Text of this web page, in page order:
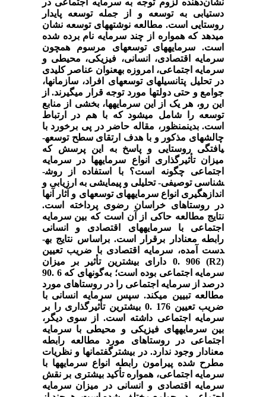
نشان‌دهنده لزوم توجه به سرمایه اجتماعی در
دستیابی به توسعه و از جمله توسعه پایدار
روستایی است. مطالعه نوشته­های توسعه نشان
می­دهد که همواره از چند سرمایه نام برده شده
است. سرمایه­های توسعه­ای مرسوم همچون
سرمایه اقتصادی، انسانی، فیزیکی، محیطی و
سرمایه اجتماعی، امروزه به­عنوان عناصر کلیدی
در تحلیل پتانسیل­های توسعه­ای افراد، سازمان­ها،
جوامع و حتی دولت­ها مورد توجه قرار می­گیرند. از
این رو، هر یک از این سرمایه­ها، بخشی از منابع
توسعه را شامل می­شود که با هم در ارتباط
است. بدین­منظور، مقاله حاضر در پی برخورد با
چالش­های مذکور و با هدف ارتقای سطح توسعه­
یافتگی روستایی و پاسخ به این پرسش که
میزان تأثیرگذاری انواع سرمایه­ها در سرمایه
اجتماعی چگونه است؟ با استفاده از روش­
شناسی توصیفی- تحلیلی و پیمایشی به ارزیابی و
اندازه­گیری انواع سرمایه­های توسعه­ای و آثار آن­ها
در روستاهای خراسان رضوی پرداخته است.
نتایج مطالعه حاکی از آن است که بین سرمایه
اجتماعی با سرمایه­های اقتصادی و انسانی
رابطه معنادار برقرار است. براساس نتایج به­
دست آمده، سرمایه اقتصادی با ضریب تعیین
(
R2
) 906 .0 دارای بیشترین تأثیر بر میزان
سرمایه اجتماعی بوده است؛ به‌گونه­ای که 6 .90
درصد از سرمایه اجتماعی را در روستاهای مورد
مطالعه تبیین می­کند. سپس سرمایه انسانی با
ضریب تعیین 176 .0 بیشترین تأثیرگذاری را بر
سرمایه اجتماعی داشته است. از سوی دیگر،
بین سرمایه­های فیزیکی و محیطی با سرمایه
اجتماعی در روستاهای مورد مطالعه رابطه
معنادار وجود ندارد. در بیشترگفتمان­ها و نظریات
مطرح شده پیرامون رابطه انواع سرمایه­ها با
سرمایه اجتماعی، همواره تأکید بیشتری بر نقش
سرمایه اقتصادی و انسانی در میزان سرمایه